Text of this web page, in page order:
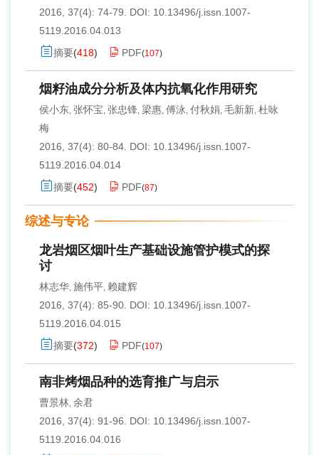
2016, 37(4): 74-79.
DOI: 10.13496/j.issn.1007-
5119.2016.04.013
摘要(418) PDF(107)
烟籽油成分分析及体内抗氧化作用研究
侯小东, 张怀宝, 张忠锋, 梁惠, 傅泳, 付秋娟, 毛新新, 杜咏
梅
2016, 37(4): 80-84. DOI: 10.13496/j.issn.1007-
5119.2016.04.014
摘要(452) PDF(87)
综述与专论
龙岩烟区烟叶生产基础设施管护模式的探
讨
林志华, 施伟平, 赖建辉
2016, 37(4): 85-90. DOI: 10.13496/j.issn.1007-
5119.2016.04.015
摘要(372) PDF(107)
南非烤烟品种的选育推广与启示
曹景林, 余君
2016, 37(4): 91-96.
DOI: 10.13496/j.issn.1007-
5119.2016.04.016